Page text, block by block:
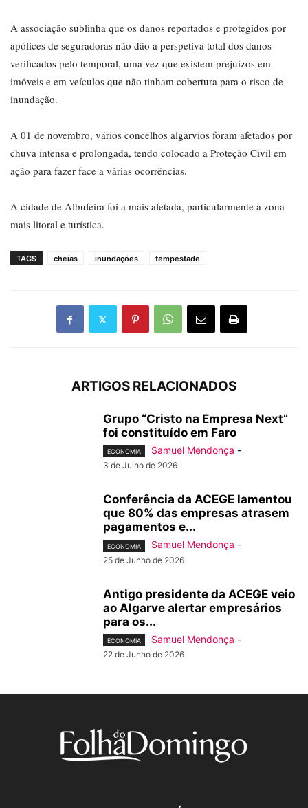
A associação sublinha que os danos reportados e protegidos por
apólices de seguradoras não dão a perspetiva total dos danos
verificados pelo temporal, uma vez que existem prejuízos em
imóveis e em veículos que não tinham cobertura para o risco de
inundação.
A 01 de novembro, vários concelhos algarvios foram afetados por
chuva intensa e prolongada, tendo colocado a Proteção Civil em
ação para fazer face a várias ocorrências.
A cidade de Albufeira foi a mais afetada, particularmente a zona
mais litoral e turística.
TAGS cheias inundações tempestade
ARTIGOS RELACIONADOS
Grupo “Cristo na Empresa Next”
foi constituído em Faro
ECONOMIA Samuel Mendonça -
3 de Julho de 2026
Conferência da ACEGE lamentou
que 80% das empresas atrasem
pagamentos e...
ECONOMIA Samuel Mendonça -
25 de Junho de 2026
Antigo presidente da ACEGE veio
ao Algarve alertar empresários
para os...
ECONOMIA Samuel Mendonça -
22 de Junho de 2026